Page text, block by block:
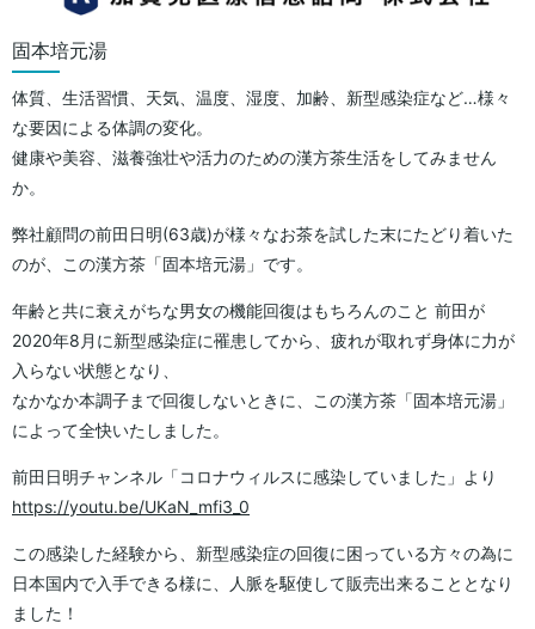
固本培元湯
体質、生活習慣、天気、温度、湿度、加齢、新型感染症など…様々
な要因による体調の変化。
健康や美容、滋養強壮や活力のための漢方茶生活をしてみません
か。
弊社顧問の前田日明(63歳)が様々なお茶を試した末にたどり着いた
のが、この漢方茶「固本培元湯」です。
年齢と共に衰えがちな男女の機能回復はもちろんのこと 前田が
2020年8月に新型感染症に罹患してから、疲れが取れず身体に力が
入らない状態となり、
なかなか本調子まで回復しないときに、この漢方茶「固本培元湯」
によって全快いたしました。
前田日明チャンネル「コロナウィルスに感染していました」より
https://youtu.be/UKaN_mfi3_0
この感染した経験から、新型感染症の回復に困っている方々の為に
日本国内で入手できる様に、人脈を駆使して販売出来ることとなり
ました！